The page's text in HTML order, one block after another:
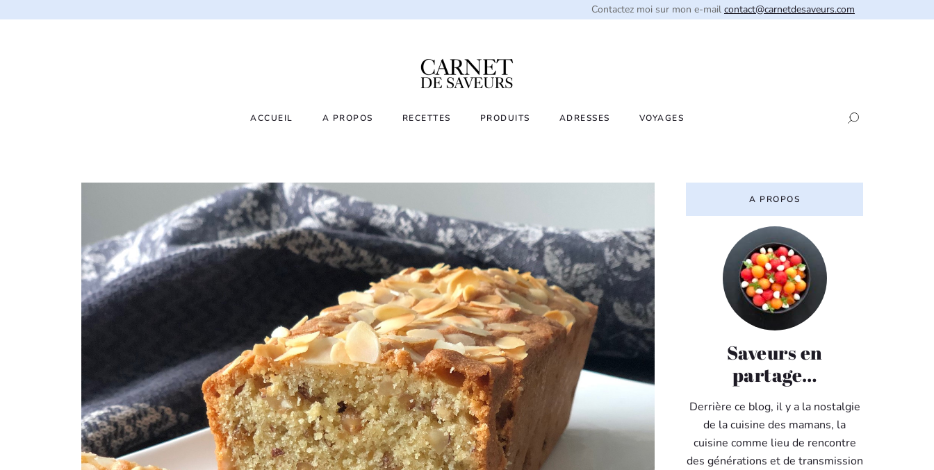
Contactez moi sur mon e-mail contact@carnetdesaveurs.com
ACCUEIL A PROPOS RECETTES PRODUITS ADRESSES VOYAGES
A PROPOS
Saveurs en
partage…
Derrière ce blog, il y a la nostalgie
de la cuisine des mamans, la
cuisine comme lieu de rencontre
des générations et de transmission